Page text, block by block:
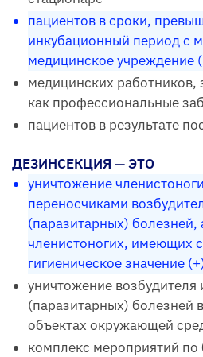
пациентов в сроки,
инкубационный период с
медицинское учреждение
медицинских работников,
как профессиональные
пациентов в результате
ДЕЗИНСЕКЦИЯ — ЭТО
уничтожение
переносчиками
(паразитарных) болезней,
членистоногих, имеющих
гигиеническое значение
уничтожение
(паразитарных) болезней
объектах окружающей
комплекс мероприятий по